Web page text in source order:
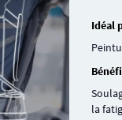
Idéal
la